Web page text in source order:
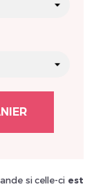
si celle-ci est